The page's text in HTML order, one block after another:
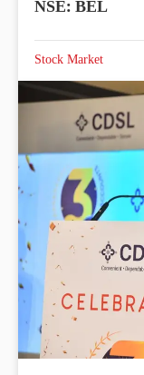
NSE: BEL
Stock Market